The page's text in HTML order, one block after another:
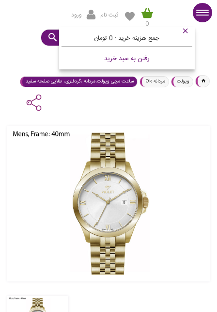
0
جمع هزینه خرید :
رفتن به سبد خرید
ثبت نام ورود
ساعت مورد نظرتان چیست؟
ویولت مردانه Ok ساعت مچی ویولت،مردانه ،گردفلزی، طلایی صفحه سفید